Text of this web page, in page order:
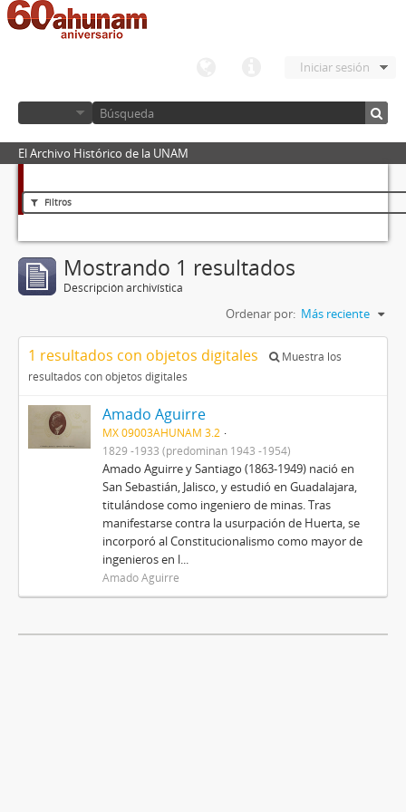
Iniciar sesión
El Archivo Histórico de la UNAM
Filtros
Mostrando 1 resultados
Descripción archivística
Ordenar por: Más reciente
1 resultados con objetos digitales
Muestra los
resultados con objetos digitales
Amado Aguirre
MX 09003AHUNAM 3.2
1829 -1933 (predominan 1943 -1954)
Amado Aguirre y Santiago (1863-1949) nació en
San Sebastián, Jalisco, y estudió en Guadalajara,
titulándose como ingeniero de minas. Tras
manifestarse contra la usurpación de Huerta, se
incorporó al Constitucionalismo como mayor de
ingenieros en l...
Amado Aguirre